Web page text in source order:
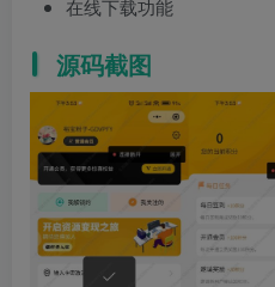
在线下载功能
源码截图